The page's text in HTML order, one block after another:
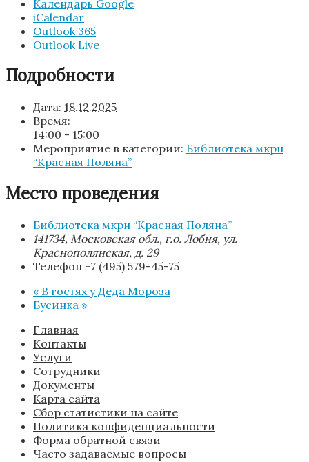
Календарь Google
iCalendar
Outlook 365
Outlook Live
Подробности
Дата: 18.12.2025
Время:
14:00 - 15:00
Мероприятие в категории: Библиотека мкрн
“Красная Поляна”
Место проведения
Библиотека мкрн “Красная Поляна”
141734, Московская обл., г.о. Лобня, ул.
Краснополянская, д. 29
Телефон +7 (495) 579-45-75
« В гостях у Деда Мороза
Бусинка »
Главная
Контакты
Услуги
Сотрудники
Документы
Карта сайта
Сбор статистики на сайте
Политика конфиденциальности
Форма обратной связи
Часто задаваемые вопросы